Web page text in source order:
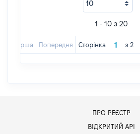
1 - 10 з 20
Перша Попередня Сторінка з 2
ПРО РЕЄСТР
ВІДКРИТИЙ АРІ